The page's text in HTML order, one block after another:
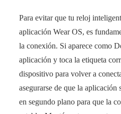
Para evitar que tu reloj
aplicación Wear OS, es
la conexión. Si aparece como
aplicación y toca la etiqueta
dispositivo para volver a
asegurarse de que la aplicación
en segundo plano para que la